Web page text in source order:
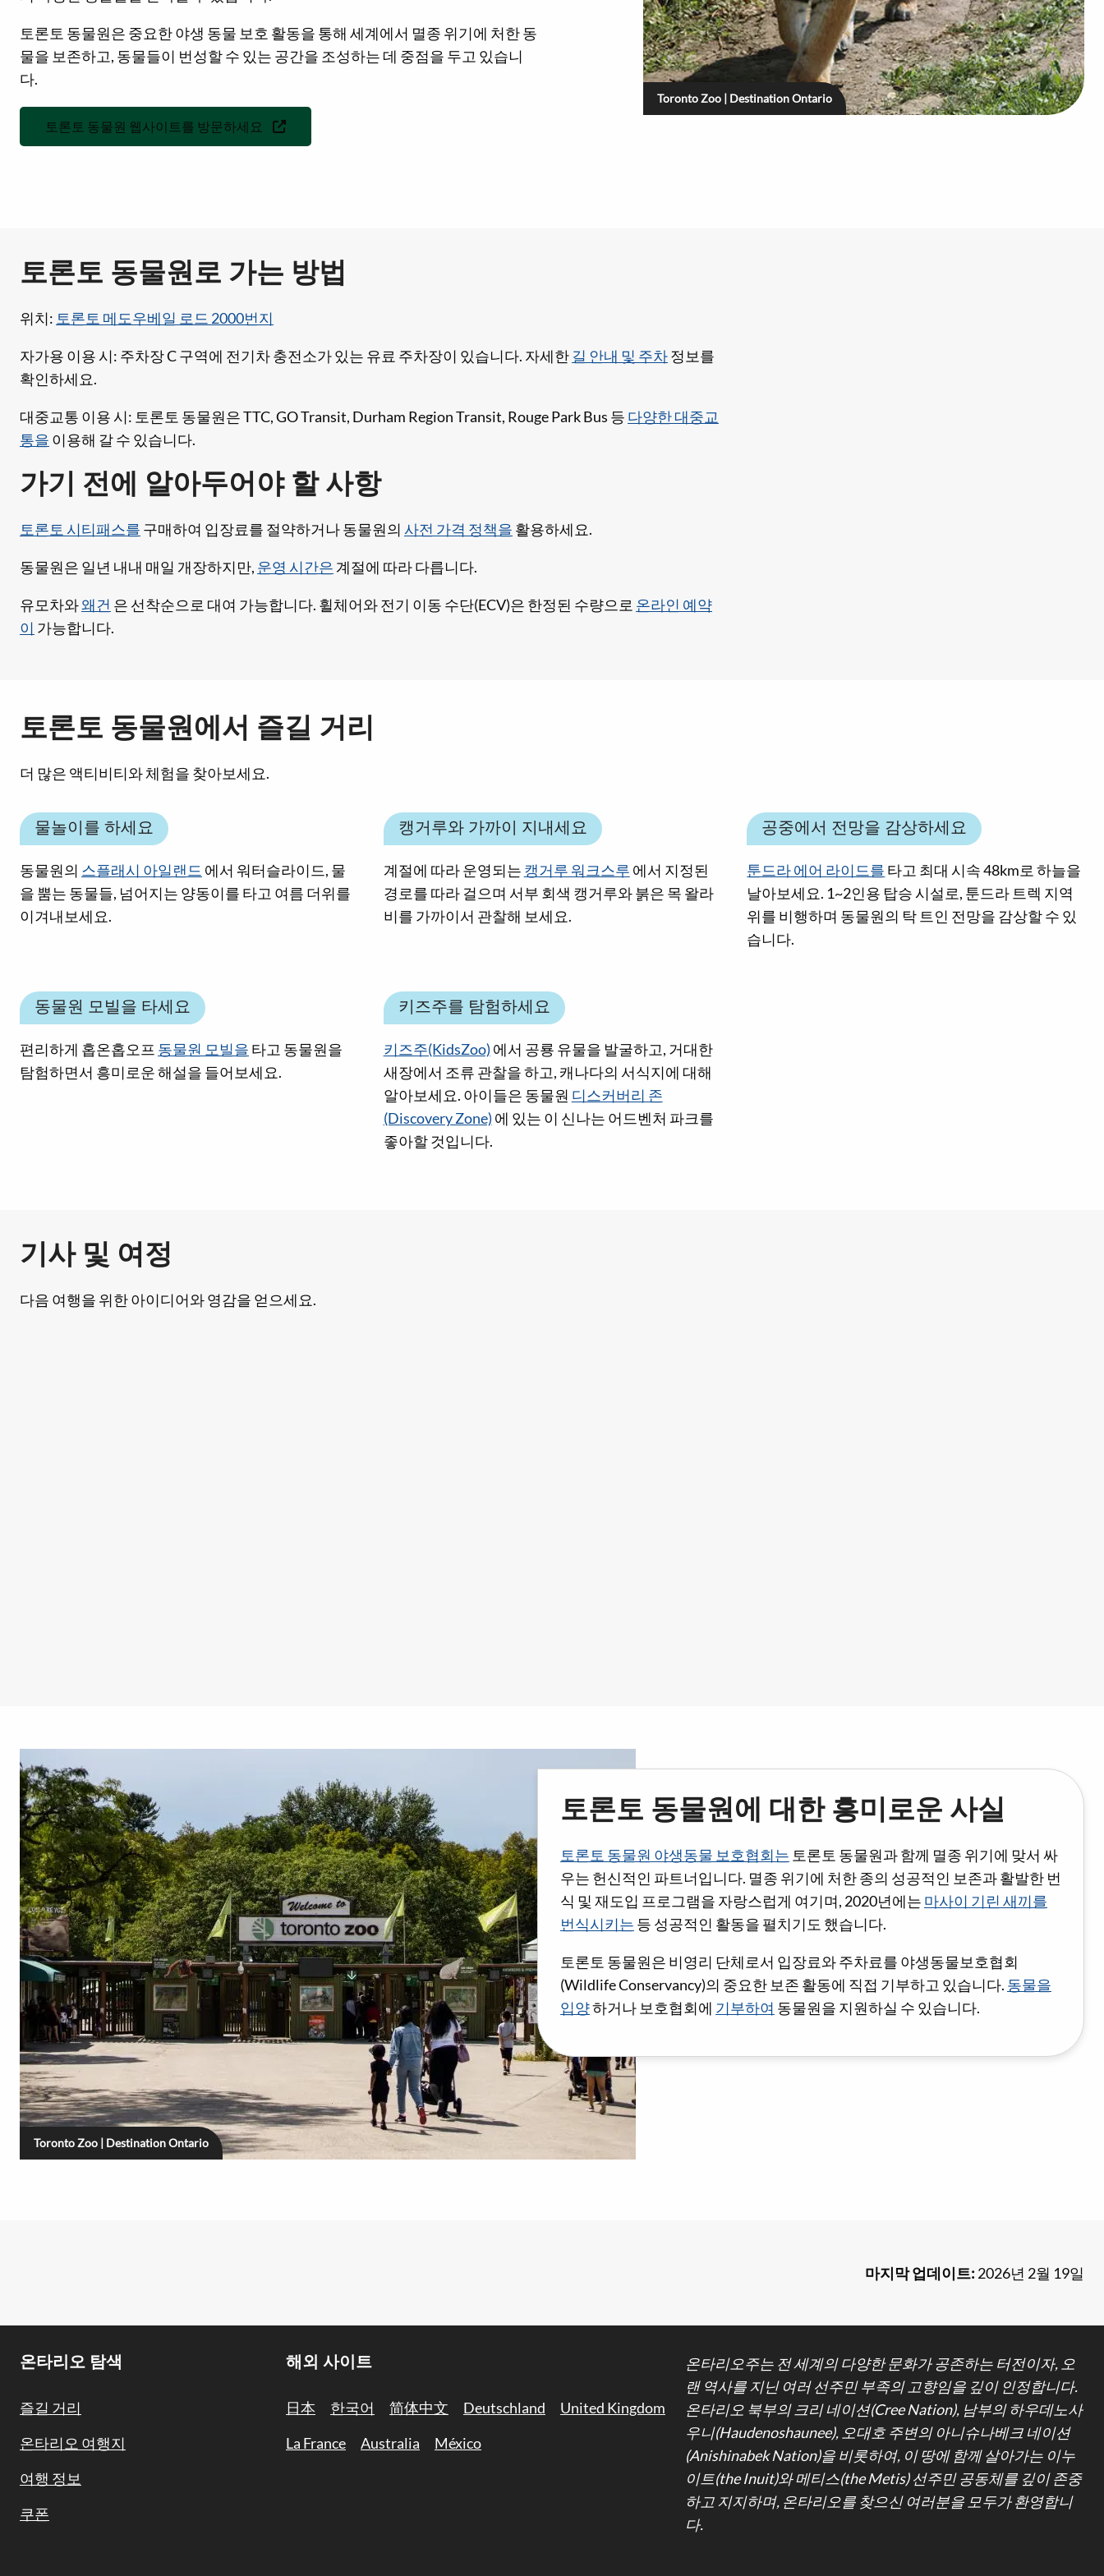
토론토 동물원은 중요한 야생 동물 보호 활동을 통해 세계에서 멸종 위기에 처한 동
물을 보존하고, 동물들이 번성할 수 있는 공간을 조성하는 데 중점을 두고 있습니
다.
토론토 동물원 웹사이트를 방문하세요
Toronto Zoo | Destination Ontario
토론토 동물원로 가는 방법
위치: 토론토 메도우베일 로드 2000번지
자가용 이용 시: 주차장 C 구역에 전기차 충전소가 있는 유료 주차장이 있습니다. 자세한 길 안내 및 주차정보를
확인하세요.
대중교통 이용 시: 토론토 동물원은 TTC, GO Transit, Durham Region Transit, Rouge Park Bus 등 다양한 대중교
통을 이용해 갈 수 있습니다.
가기 전에 알아두어야 할 사항
토론토 시티패스를 구매하여 입장료를 절약하거나 동물원의 사전 가격 정책을 활용하세요.
동물원은 일년 내내 매일 개장하지만, 운영 시간은계절에 따라 다릅니다.
유모차와왜건 은 선착순으로 대여 가능합니다. 휠체어와 전기 이동 수단(ECV)은 한정된 수량으로 온라인 예약
이 가능합니다.
토론토 동물원에서 즐길 거리
더 많은 액티비티와 체험을 찾아보세요.
물놀이를 하세요
동물원의 스플래시 아일랜드 에서 워터슬라이드, 물
을 뿜는 동물들, 넘어지는 양동이를 타고 여름 더위를
이겨내보세요.
캥거루와 가까이 지내세요
계절에 따라 운영되는 캥거루 워크스루 에서 지정된
경로를 따라 걸으며 서부 회색 캥거루와 붉은 목 왈라
비를 가까이서 관찰해 보세요.
공중에서 전망을 감상하세요
툰드라 에어 라이드를 타고 최대 시속 48km로 하늘을
날아보세요. 1~2인용 탑승 시설로, 툰드라 트렉 지역
위를 비행하며 동물원의 탁 트인 전망을 감상할 수 있
습니다.
동물원 모빌을 타세요
편리하게 홉온홉오프 동물원 모빌을 타고 동물원을
탐험하면서 흥미로운 해설을 들어보세요.
키즈주를 탐험하세요
키즈주(KidsZoo) 에서 공룡 유물을 발굴하고, 거대한
새장에서 조류 관찰을 하고, 캐나다의 서식지에 대해
알아보세요. 아이들은 동물원 디스커버리 존
(Discovery Zone) 에 있는 이 신나는 어드벤처 파크를
좋아할 것입니다.
기사 및 여정
다음 여행을 위한 아이디어와 영감을 얻으세요.
Toronto Zoo | Destination Ontario
토론토 동물원에 대한 흥미로운 사실
토론토 동물원 야생동물 보호협회는 토론토 동물원과 함께 멸종 위기에 맞서 싸
우는 헌신적인 파트너입니다. 멸종 위기에 처한 종의 성공적인 보존과 활발한 번
식 및 재도입 프로그램을 자랑스럽게 여기며, 2020년에는 마사이 기린 새끼를
번식시키는 등 성공적인 활동을 펼치기도 했습니다.
토론토 동물원은 비영리 단체로서 입장료와 주차료를 야생동물보호협회
(Wildlife Conservancy)의 중요한 보존 활동에 직접 기부하고 있습니다. 동물을
입양하거나 보호협회에 기부하여 동물원을 지원하실 수 있습니다.
마지막 업데이트: 2026년 2월 19일
Footer
Navigation
온타리오 탐색
즐길 거리
온타리오 여행지
여행 정보
쿠폰
해외 사이트
日本 한국어 简体中文 Deutschland
United Kingdom
La France
Australia México
온타리오주는 전 세계의 다양한 문화가 공존하는 터전이자, 오
랜 역사를 지닌 여러 선주민 부족의 고향임을 깊이 인정합니다.
온타리오 북부의 크리 네이션(Cree Nation), 남부의 하우데노사
우니(Haudenoshaunee), 오대호 주변의 아니슈나베크 네이션
(Anishinabek Nation)을 비롯하여, 이 땅에 함께 살아가는 이누
이트(the Inuit)와 메티스(the Metis) 선주민 공동체를 깊이 존중
하고 지지하며, 온타리오를 찾으신 여러분을 모두가 환영합니
다.